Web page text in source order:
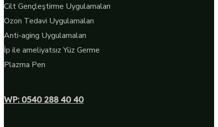
Cilt Gençleştirme Uygulamaları
Ozon Tedavi Uygulamaları
Anti-aging Uygulamaları
İp ile ameliyatsız Yüz Germe
Plazma Pen
WP: 0540 288 40 40